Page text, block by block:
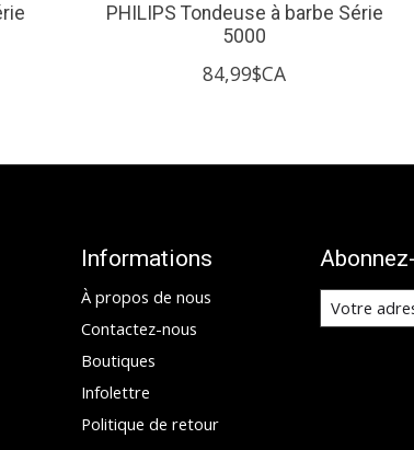
PHILIPS Tondeuse à barbe Série
5000
84,99$CA
Informations
À propos de nous
Contactez-nous
Boutiques
Infolettre
Politique de retour